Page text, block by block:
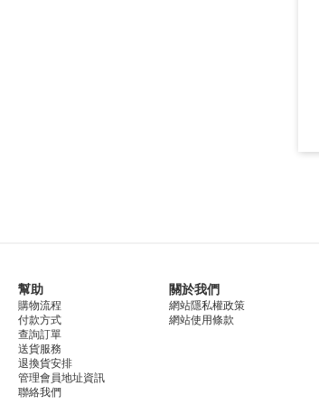
幫助
購物流程
付款方式
查詢訂單
送貨服務
退換貨安排
管理會員地址資訊
聯絡我們
關於我們
網站隱私權政策
網站使用條款